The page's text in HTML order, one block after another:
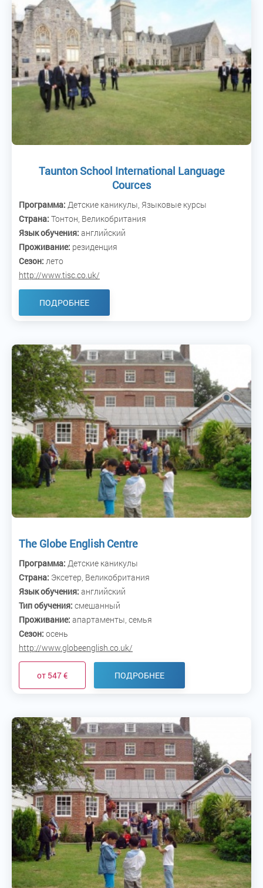
Taunton School International Language
Cources
Программа: Детские каникулы, Языковые курсы
Страна: Тонтон, Великобритания
Язык обучения: английский
Проживание: резиденция
Сезон: лето
http://www.tisc.co.uk/
ПОДРОБНЕЕ
The Globe English Centre
Программа: Детские каникулы
Страна: Эксетер, Великобритания
Язык обучения: английский
Тип обучения: смешанный
Проживание: апартаменты, семья
Сезон: осень
http://www.globeenglish.co.uk/
от 547 € ПОДРОБНЕЕ